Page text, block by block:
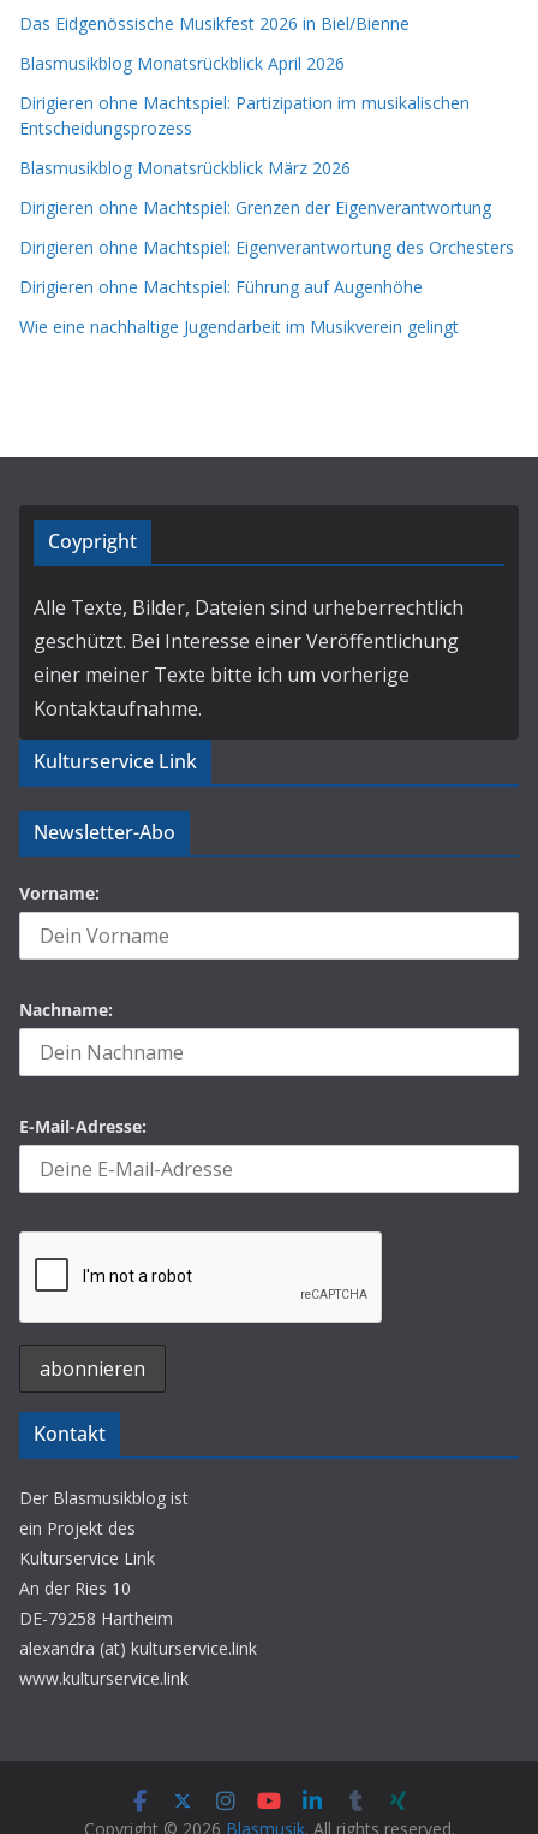
Das Eidgenössische Musikfest 2026 in Biel/Bienne
Blasmusikblog Monatsrückblick April 2026
Dirigieren ohne Machtspiel: Partizipation im musikalischen
Entscheidungsprozess
Blasmusikblog Monatsrückblick März 2026
Dirigieren ohne Machtspiel: Grenzen der Eigenverantwortung
Dirigieren ohne Machtspiel: Eigenverantwortung des Orchesters
Dirigieren ohne Machtspiel: Führung auf Augenhöhe
Wie eine nachhaltige Jugendarbeit im Musikverein gelingt
Coypright
Alle Texte, Bilder, Dateien sind urheberrechtlich
geschützt. Bei Interesse einer Veröffentlichung
einer meiner Texte bitte ich um vorherige
Kontaktaufnahme.
Kulturservice Link
Newsletter-Abo
Vorname:
Nachname:
E-Mail-Adresse:
Kontakt
Der Blasmusikblog ist
ein Projekt des
Kulturservice Link
An der Ries 10
DE-79258 Hartheim
alexandra (at) kulturservice.link
www.kulturservice.link
Copyright © 2026 Blasmusik. All rights reserved.